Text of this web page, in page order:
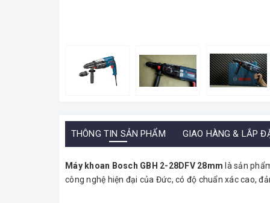
THÔNG TIN SẢN PHẨM GIAO HÀNG & LẮP
Máy khoan Bosch GBH 2-28DFV 28mm là sản
công nghệ hiện đại của Đức, có độ chuẩn xác cao,